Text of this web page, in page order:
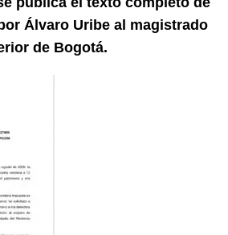
Álvaro Uribe al magistrado
de Bogotá.